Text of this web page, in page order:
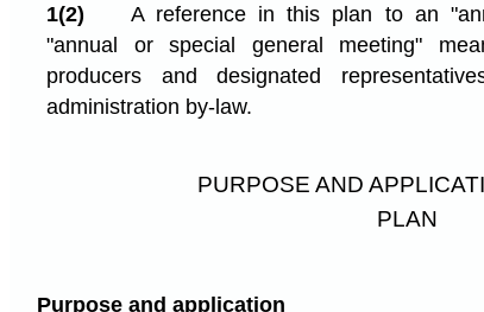
1(2)
A reference in this plan to an
"annual or special general meeting"
producers and designated
administration by-law.
PURPOSE AND
PLAN
Purpose and application